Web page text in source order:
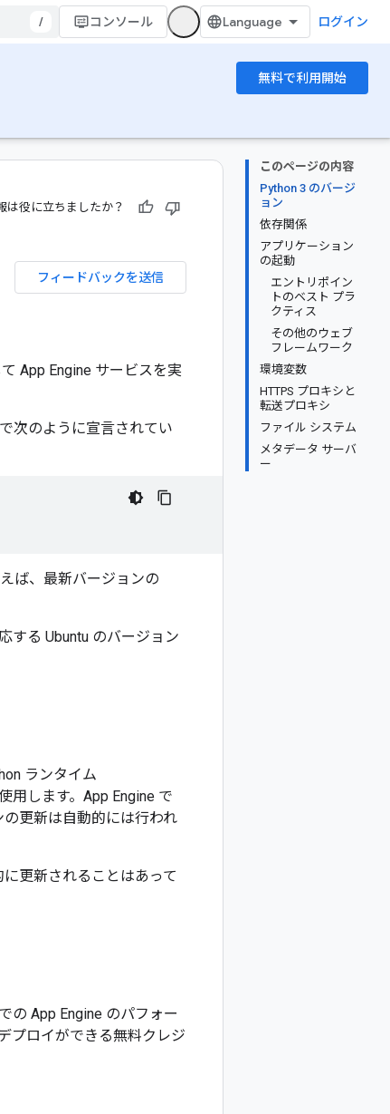
/ コンソール ログイン
無料で利用開始
このページの内容
Python 3 のバージ
ョン
依存関係
アプリケーション
の起動
エントリポイン
トのベスト プラ
クティス
その他のウェブ
フレームワーク
環境変数
HTTPS プロキシと
転送プロキシ
ファイル システム
メタデータ サーバ
ー
は役に立ちましたか？
フィードバックを送信
App Engine サービスを実
次のように宣言されてい
ば、最新バージョンの
する Ubuntu のバージョン
ランタイム
用します。App Engine で
更新は自動的には行われ
更新されることはあって
の App Engine のパフォー
プロイができる無料クレジ